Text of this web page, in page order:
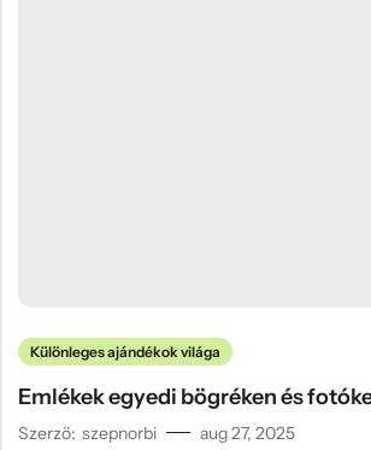
Különleges ajándékok világa
Emlékek egyedi bögréken és
Szerző: szepnorbi aug 27, 2025